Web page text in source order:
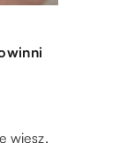
wiesz,